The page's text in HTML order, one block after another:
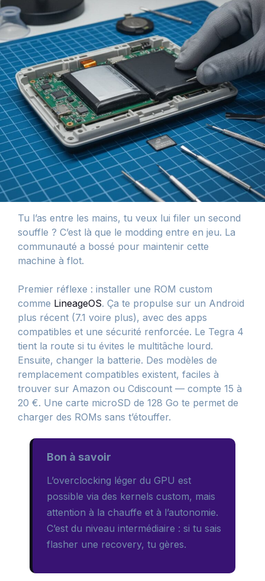
Tu l’as entre les mains, tu veux lui filer un second
souffle ? C’est là que le modding entre en jeu. La
communauté a bossé pour maintenir cette
machine à flot.
Premier réflexe : installer une ROM custom
comme LineageOS. Ça te propulse sur un Android
plus récent (7.1 voire plus), avec des apps
compatibles et une sécurité renforcée. Le Tegra 4
tient la route si tu évites le multitâche lourd.
Ensuite, changer la batterie. Des modèles de
remplacement compatibles existent, faciles à
trouver sur Amazon ou Cdiscount — compte 15 à
20 €. Une carte microSD de 128 Go te permet de
charger des ROMs sans t’étouffer.
Bon à savoir
L’overclocking léger du GPU est
possible via des kernels custom, mais
attention à la chauffe et à l’autonomie.
C’est du niveau intermédiaire : si tu sais
flasher une recovery, tu gères.